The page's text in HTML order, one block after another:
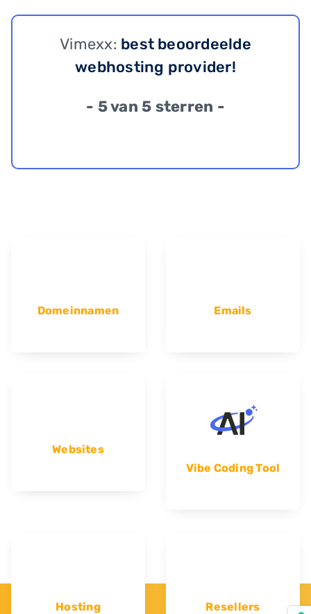
Vimexx: best beoordeelde
webhosting provider!
- 5 van 5 sterren -
Domeinnamen Emails
Websites
Vibe Coding Tool
Hosting Resellers